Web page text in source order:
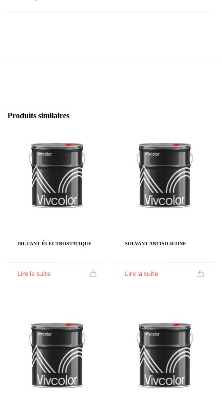
Produits similaires
DILUANT ÉLECTROSTATIQUE
Lire la suite
SOLVANT ANTISILICONE
Lire la suite